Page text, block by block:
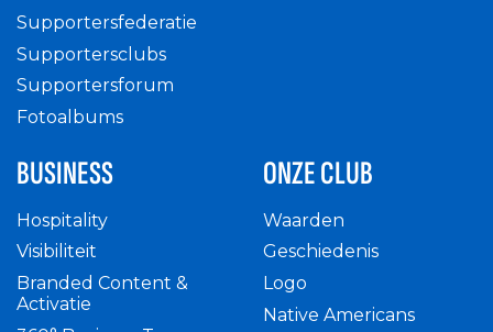
Supportersfederatie
Supportersclubs
Supportersforum
Fotoalbums
BUSINESS
Hospitality
Visibiliteit
Branded Content &
Activatie
ONZE CLUB
Waarden
Geschiedenis
Logo
Native Americans